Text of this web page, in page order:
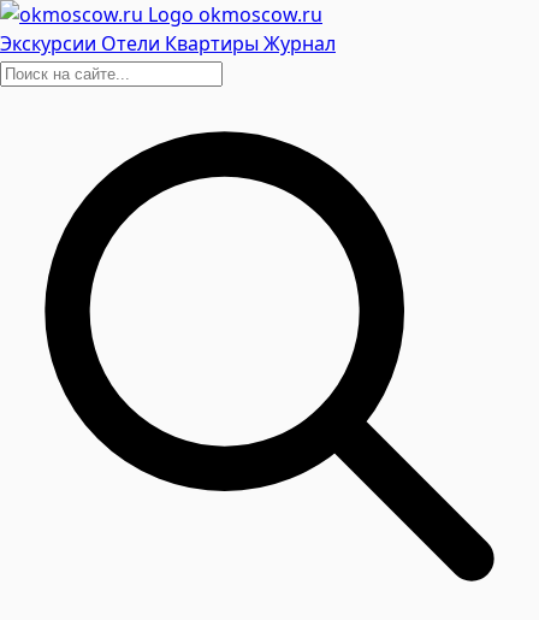
okmoscow.ru
Экскурсии Отели КвартирыЖурнал